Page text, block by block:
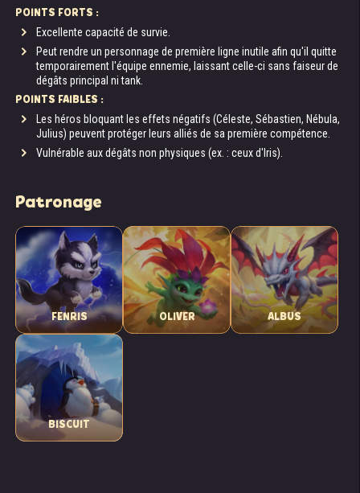
POINTS FORTS :
Excellente capacité de survie.
Peut rendre un personnage de première ligne inutile afin qu'il quitte
temporairement l'équipe ennemie, laissant celle-ci sans faiseur de
dégâts principal ni tank.
POINTS FAIBLES :
Les héros bloquant les effets négatifs (Céleste, Sébastien, Nébula,
Julius) peuvent protéger leurs alliés de sa première compétence.
Vulnérable aux dégâts non physiques (ex. : ceux d'Iris).
Patronage
FENRIS OLIVER ALBUS
BISCUIT